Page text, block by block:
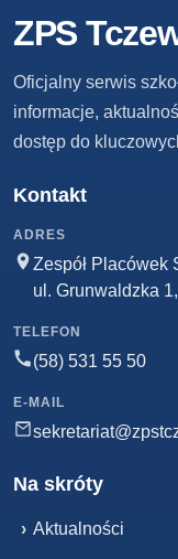
ZPS
Oficjalny serwis
informacje,
dostęp do
Kontakt
ADRES
Zespół Placówek
ul. Grunwaldzka
TELEFON
(58) 531 55 50
E-MAIL
Na skróty
› Aktualności